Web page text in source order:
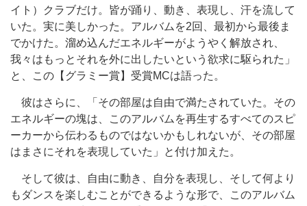
イト）クラブだけ。皆が踊り、動き、表現し、汗を流して
いた。実に美しかった。アルバムを2回、最初から最後ま
でかけた。溜め込んだエネルギーがようやく解放され、
我々はもっとそれを外に出したいという欲求に駆られた」
と、この【グラミー賞】受賞MCは語った。
彼はさらに、「その部屋は自由で満たされていた。その
エネルギーの塊は、このアルバムを再生するすべてのスピ
ーカーから伝わるものではないかもしれないが、その部屋
はまさにそれを表現していた」と付け加えた。
そして彼は、自由に動き、自分を表現し、そして何より
もダンスを楽しむことができるような形で、このアルバム